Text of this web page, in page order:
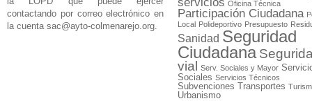
contactando por correo electrónico en
la cuenta sac@ayto-colmenarejo.org.
Oficina Técnica
Participación Ciudadana
Local Polideportivo Presupuesto
Sanidad Seguridad
Ciudadana
vial
Serv. Sociales y Mayor
Sociales Servicios Técnicos
Subvenciones Transportes
Urbanismo